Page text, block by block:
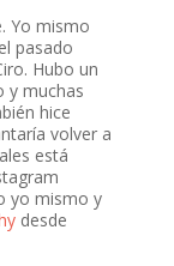
Yo mismo
pasado
Hubo un
y muchas
hice
volver a
está
yo mismo y
desde